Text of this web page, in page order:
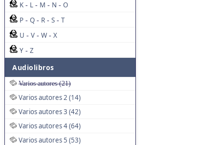
K - L - M - N - O
P - Q - R - S - T
U - V - W - X
Y - Z
Audiolibros
Varios autores (21)
Varios autores 2 (14)
Varios autores 3 (42)
Varios autores 4 (64)
Varios autores 5 (53)